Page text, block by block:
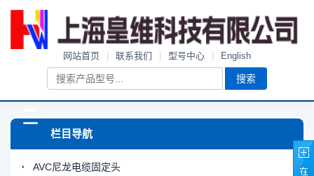
网站首页 联系我们 型号中心 English
搜索
☰
栏目导航
AVC尼龙电缆固定头